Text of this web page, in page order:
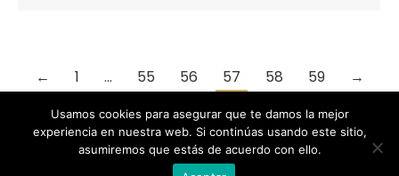
← 1 … 55 56 57 58 59 →
Usamos cookies para asegurar que te damos la mejor
experiencia en nuestra web. Si continúas usando este sitio,
asumiremos que estás de acuerdo con ello.